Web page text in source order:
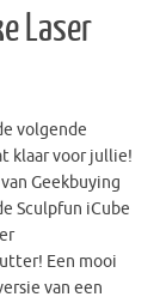
Laser
volgende
klaar voor jullie!
Geekbuying
Sculpfun iCube
Een mooi
van een